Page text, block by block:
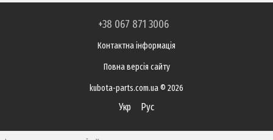
+38 067 871 3006
Контактна інформація
Повна версія сайту
kubota-parts.com.ua © 2026
Укр Рус